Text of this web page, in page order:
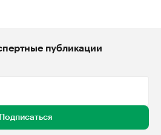
публикации
Подписаться